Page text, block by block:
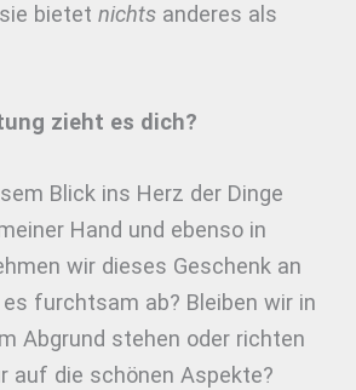
bietetnichts anderes als
zieht es dich?
Blick ins Herz der Dinge
Hand und ebenso in
wir dieses Geschenk an
furchtsam ab? Bleiben wir in
Abgrund stehen oder richten
auf die schönen Aspekte?